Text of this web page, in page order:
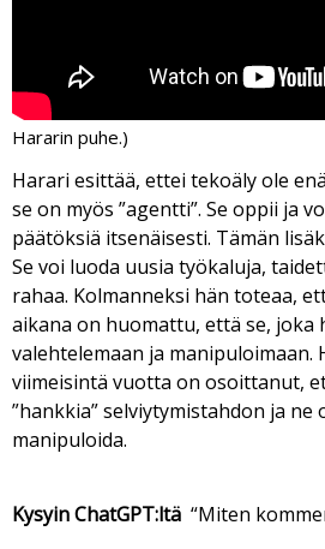
Ha­ra­rin puhe.)
Ha­ra­ri esit­tää, et­tei te­ko­ä­ly ole
se on myös ”agent­ti”. Se op­pii ja
pää­tök­siä it­se­näi­ses­ti. Tä­män
Se voi luo­da uu­sia työ­ka­lu­ja,
ra­haa. Kol­man­nek­si hän to­te­aa,
ai­ka­na on huo­mat­tu, et­tä se, joka
va­leh­te­le­maan ja ma­ni­pu­loi­maan.
vii­mei­sin­tä vuot­ta on osoit­ta­nut,
”hank­kia” sel­viy­ty­mis­tah­don ja ne
ma­ni­pu­loi­da.
Ky­syin ChatGPT:ltä “Mi­ten